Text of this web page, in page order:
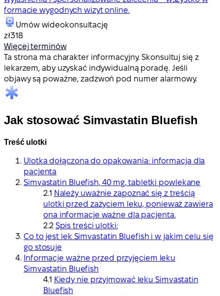
formacie wygodnych wizyt online.
Umów wideokonsultację
zł318
Więcej terminów
Ta strona ma charakter informacyjny. Skonsultuj się z
lekarzem, aby uzyskać indywidualną poradę. Jeśli
objawy są poważne, zadzwoń pod numer alarmowy.
Jak stosować Simvastatin Bluefish
Treść ulotki
Ulotka dołączona do opakowania: informacja dla
pacjenta
Simvastatin Bluefish, 40 mg, tabletki powlekane
Należy uważnie zapoznać się z treścią
ulotki przed zażyciem leku, ponieważ zawiera
ona informacje ważne dla pacjenta.
Spis treści ulotki:
Co to jest lek Simvastatin Bluefish i w jakim celu się
go stosuje
Informacje ważne przed przyjęciem leku
Simvastatin Bluefish
Kiedy nie przyjmować leku Simvastatin
Bluefish